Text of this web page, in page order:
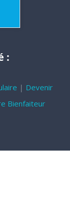
:
| Devenir
Bienfaiteur